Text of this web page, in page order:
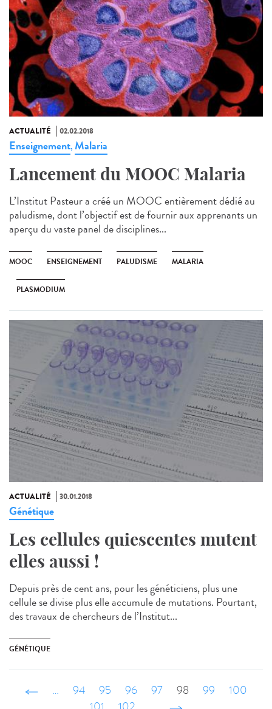
ACTUALITÉ 02.02.2018
Enseignement,Malaria
Lancement du MOOC Malaria
L’Institut Pasteur a créé un MOOC entièrement dédié au
paludisme, dont l’objectif est de fournir aux apprenants un
aperçu du vaste panel de disciplines...
MOOC ENSEIGNEMENT PALUDISME MALARIA
PLASMODIUM
ACTUALITÉ 30.01.2018
Génétique
Les cellules quiescentes mutent
elles aussi !
Depuis près de cent ans, pour les généticiens, plus une
cellule se divise plus elle accumule de mutations. Pourtant,
des travaux de chercheurs de l’Institut...
GÉNÉTIQUE
‹ précédent
… 94 95 96 97 98 99
100